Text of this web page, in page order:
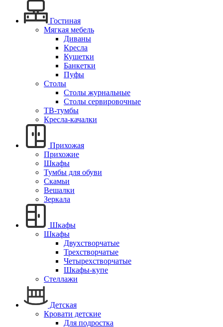
Гостиная
Мягкая мебель
Диваны
Кресла
Кушетки
Банкетки
Пуфы
Столы
Столы журнальные
Столы сервировочные
ТВ-тумбы
Кресла-качалки
Прихожая
Прихожие
Шкафы
Тумбы для обуви
Скамьи
Вешалки
Зеркала
Шкафы
Шкафы
Двухстворчатые
Трехстворчатые
Четырехстворчатые
Шкафы-купе
Стеллажи
Детская
Кровати детские
Для подростка